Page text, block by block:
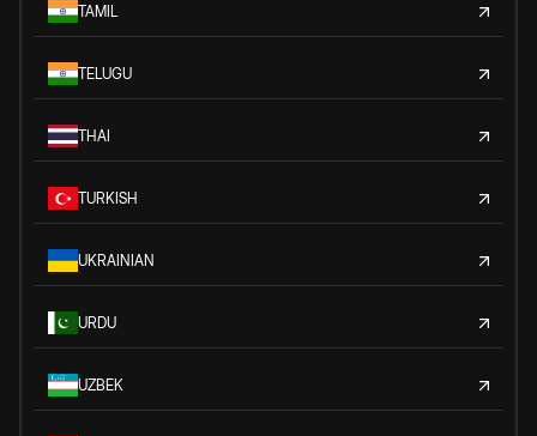
TAMIL
TELUGU
THAI
TURKISH
UKRAINIAN
URDU
UZBEK